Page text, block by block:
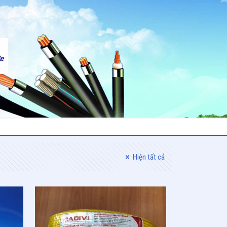
Hiện tất cả